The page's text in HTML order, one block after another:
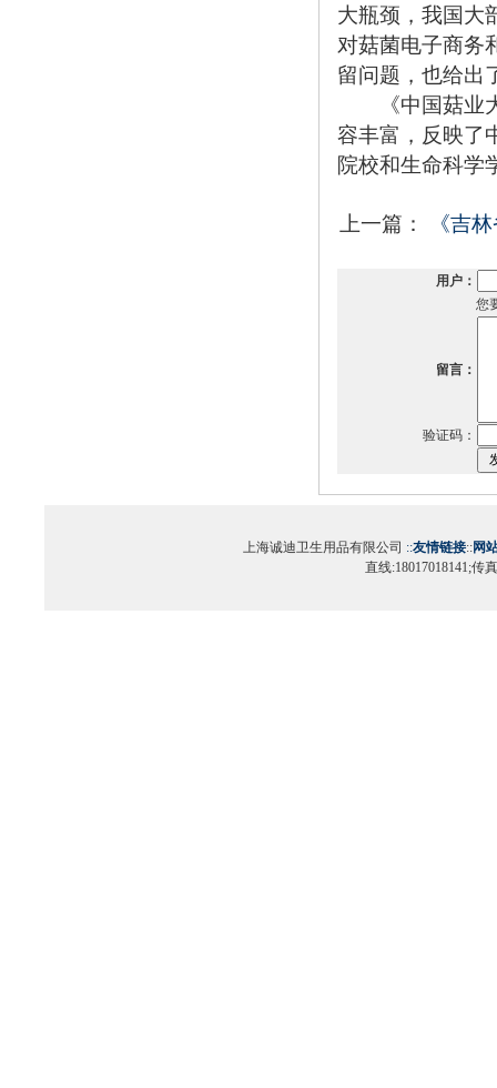
大瓶颈，我国大
对菇菌电子商务
留问题，也给出
《中国菇业大
容丰富，反映了
院校和生命科学
上一篇： 《吉
用户：
您
留言：
验证码：
上海诚迪卫生用品有限公司 ::友情链接::网
直线:18017018141;传